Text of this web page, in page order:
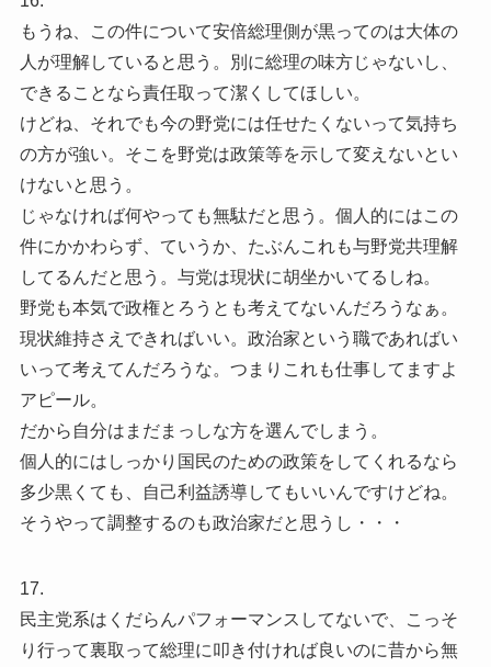
もうね、この件について安倍総理側が黒ってのは大体の
人が理解していると思う。別に総理の味方じゃないし、
できることなら責任取って潔くしてほしい。
けどね、それでも今の野党には任せたくないって気持ち
の方が強い。そこを野党は政策等を示して変えないとい
けないと思う。
じゃなければ何やっても無駄だと思う。個人的にはこの
件にかかわらず、ていうか、たぶんこれも与野党共理解
してるんだと思う。与党は現状に胡坐かいてるしね。
野党も本気で政権とろうとも考えてないんだろうなぁ。
現状維持さえできればいい。政治家という職であればい
いって考えてんだろうな。つまりこれも仕事してますよ
アピール。
だから自分はまだまっしな方を選んでしまう。
個人的にはしっかり国民のための政策をしてくれるなら
多少黒くても、自己利益誘導してもいいんですけどね。
そうやって調整するのも政治家だと思うし・・・
17.
民主党系はくだらんパフォーマンスしてないで、こっそ
り行って裏取って総理に叩き付ければ良いのに昔から無